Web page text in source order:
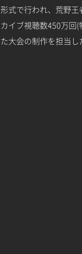
形式で行われ、荒野
カイブ視聴数450万回
た大会の制作を担当し